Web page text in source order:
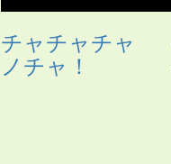
チャチャチャ
ノチャ！